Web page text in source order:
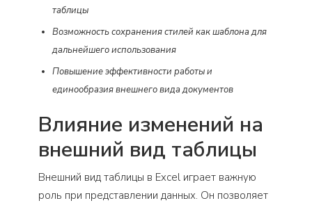
таблицы
Возможность сохранения стилей как шаблона для
дальнейшего использования
Повышение эффективности работы и
единообразия внешнего вида документов
Влияние изменений на
внешний вид таблицы
Внешний вид таблицы в Excel играет важную
роль при представлении данных. Он позволяет